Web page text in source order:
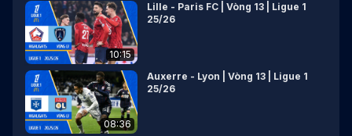
10:15
Lille - Paris FC | Vòng 13 | Ligue 1
25/26
08:36
Auxerre - Lyon | Vòng 13 | Ligue 1
25/26